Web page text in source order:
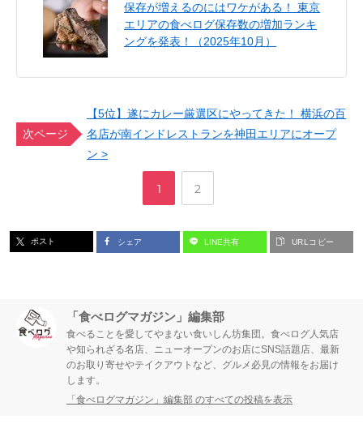
保存が増えるのにはワケがある！ 東京
エリアの食べログ保存数の増加ランキ
ングを発表！（2025年10月）
次ページ
【5位】遂にカレー厳選区にやってきた！ 横浜の百
名店が南インドレストランを神田エリアにオープ
ン >
ペ
ジ
1
,
ペ
ジ
2
ポスト シェア LINE共有 URLコピー
「食べログマガジン」編集部
食べることを愛してやまない食いしん坊集団。食べログ人気店
や知られざる名店、ニューオープンのお店にSNS話題店、最新
のお取り寄せやテイクアウトなど、グルメ必見の情報をお届け
します。
「食べログマガジン」編集部 のすべての投稿を表示